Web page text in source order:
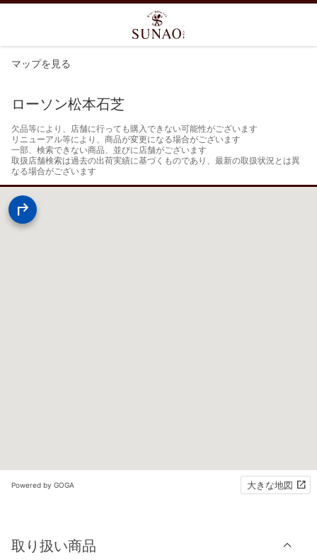
マップを見る
ローソン松本石芝
欠品等により、店舗に行っても購入できない可能性がございます
リニューアル等により、商品が変更になる場合がございます
一部、検索できない商品、並びに店舗がございます
取扱店舗検索は過去の出荷実績に基づくものであり、最新の取扱状況とは異
なる場合がございます
Powered by GOGA 大きな地図
取り扱い商品